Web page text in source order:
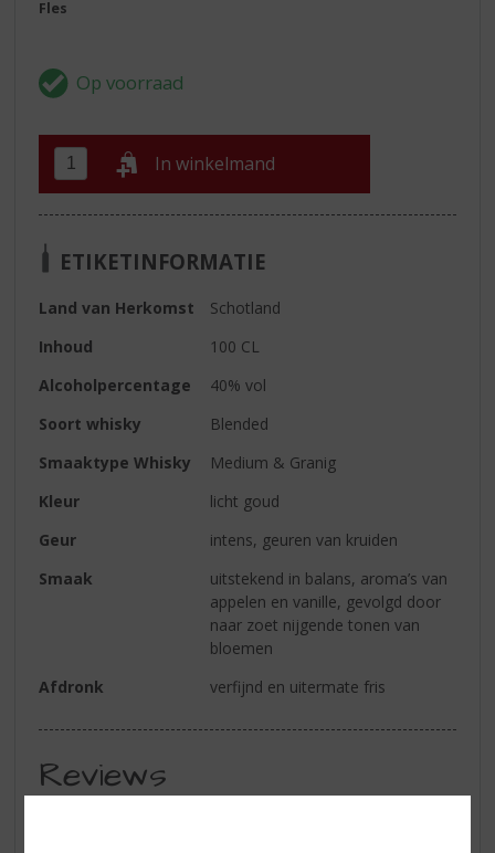
Fles
In winkelmand
ETIKETINFORMATIE
Land van Herkomst
Schotland
Inhoud
100 CL
Alcoholpercentage
40% vol
Soort whisky
Blended
Smaaktype Whisky
Medium & Granig
Kleur
licht goud
Geur
intens, geuren van kruiden
Smaak
uitstekend in balans, aroma’s van
appelen en vanille, gevolgd door
naar zoet nijgende tonen van
bloemen
Afdronk
verfijnd en uitermate fris
Reviews